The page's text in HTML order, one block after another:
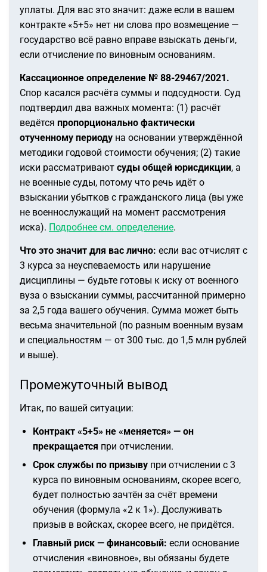
уплаты. Для вас это значит: даже если в вашем
контракте «5+5» нет ни слова про возмещение —
государство всё равно вправе взыскать деньги,
если отчисление по виновным основаниям.
Кассационное определение № 88-29467/2021.
Спор касался расчёта суммы и подсудности. Суд
подтвердил два важных момента: (1) расчёт
ведётся пропорционально фактически
отученному периоду на основании утверждённой
методики годовой стоимости обучения; (2) такие
иски рассматривают суды общей юрисдикции, а
не военные суды, потому что речь идёт о
взыскании убытков с гражданского лица (вы уже
не военнослужащий на момент рассмотрения
иска). Подробнее см. определение.
Что это значит для вас лично: если вас отчислят с
3 курса за неуспеваемость или нарушение
дисциплины — будьте готовы к иску от военного
вуза о взыскании суммы, рассчитанной примерно
за 2,5 года вашего обучения. Сумма может быть
весьма значительной (по разным военным вузам
и специальностям — от 300 тыс. до 1,5 млн рублей
и выше).
Промежуточный вывод
Итак, по вашей ситуации:
Контракт «5+5» не «меняется» — он
прекращается при отчислении.
Срок службы по призыву при отчислении с 3
курса по виновным основаниям, скорее всего,
будет полностью зачтён за счёт времени
обучения (формула «2 к 1»). Дослуживать
призыв в войсках, скорее всего, не придётся.
Главный риск — финансовый: если основание
отчисления «виновное», вы обязаны будете